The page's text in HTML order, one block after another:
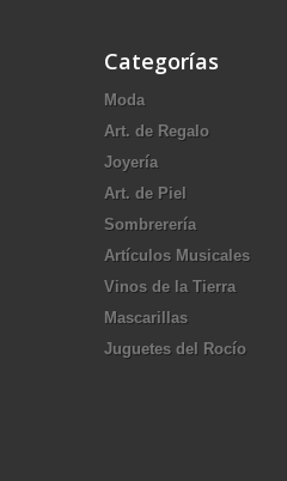
Categorías
Moda
Art. de Regalo
Joyería
Art. de Piel
Sombrerería
Artículos Musicales
Vinos de la Tierra
Mascarillas
Juguetes del Rocío